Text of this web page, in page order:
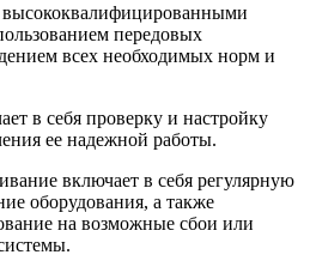
передовых
всех необходимых норм и
в себя проверку и настройку
ее надежной работы.
включает в себя регулярную
оборудования, а также
на возможные сбои или